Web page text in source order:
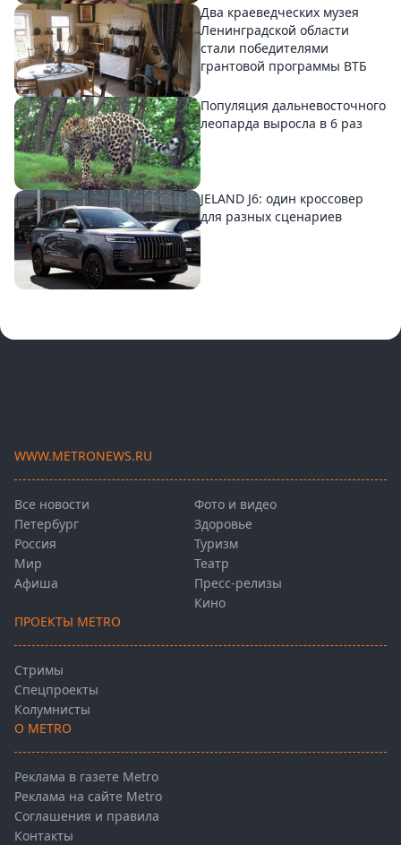
Два краеведческих музея
Ленинградской области
стали победителями
грантовой программы ВТБ
Популяция дальневосточного
леопарда выросла в 6 раз
JELAND J6: один кроссовер
для разных сценариев
WWW.METRONEWS.RU
Все новости
Петербург
Россия
Мир
Афиша
Фото и видео
Здоровье
Туризм
Театр
Пресс-релизы
Кино
ПРОЕКТЫ METRO
Стримы
Спецпроекты
Колумнисты
О METRO
Реклама в газете Metro
Реклама на сайте Metro
Соглашения и правила
Контакты